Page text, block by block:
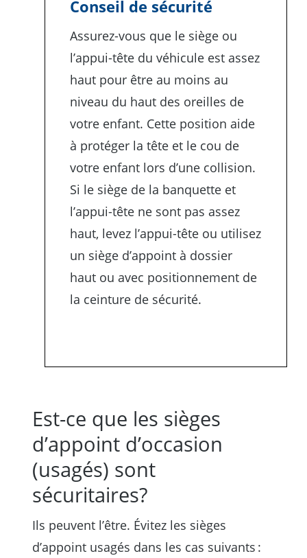
Conseil de sécurité
Assurez-vous que le siège ou
l’appui-tête du véhicule est assez
haut pour être au moins au
niveau du haut des oreilles de
votre enfant. Cette position aide
à protéger la tête et le cou de
votre enfant lors d’une collision.
Si le siège de la banquette et
l’appui-tête ne sont pas assez
haut, levez l’appui-tête ou utilisez
un siège d’appoint à dossier
haut ou avec positionnement de
la ceinture de sécurité.
Est-ce que les sièges
d’appoint d’occasion
(usagés) sont
sécuritaires?
Ils peuvent l’être. Évitez les sièges
d’appoint usagés dans les cas suivants :